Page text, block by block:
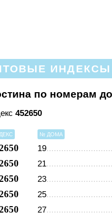
ИНДЕКСЫ
по номерам
452650
№ ДОМА
19
21
23
25
27